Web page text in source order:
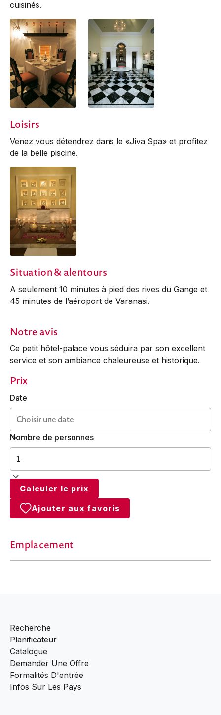
cuisinés.
Loisirs
Venez vous détendrez dans le «Jiva Spa» et profitez
de la belle piscine.
Situation & alentours
A seulement 10 minutes à pied des rives du Gange et
45 minutes de l’aéroport de Varanasi.
Notre avis
Ce petit hôtel-palace vous séduira par son excellent
service et son ambiance chaleureuse et historique.
Prix
Date
Nombre de personnes
Calculer le prix
Ajouter aux favoris
Emplacement
Recherche
Planificateur
Catalogue
Demander Une Offre
Formalités D'entrée
Infos Sur Les Pays